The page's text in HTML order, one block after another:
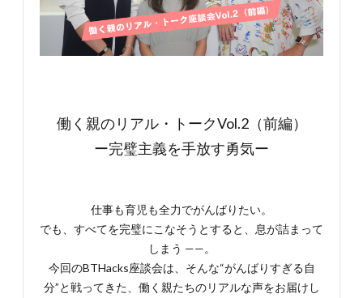
働く親のリアル・トークVol.2（前編）
ー完璧主義を手放す勇気ー
仕事も育児も全力でがんばりたい。
でも、すべてを完璧にこなそうとすると、息が詰まって
しまう ——。
今回のBTHacks座談会は、そんな“がんばりすぎる自
分”と戦ってきた、働く親たちのリアルな声をお届けし